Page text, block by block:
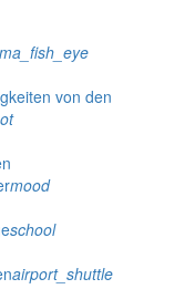
von den
mood
school
airport_shuttle